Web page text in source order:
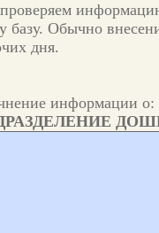
базу. Обычно
дня.
информации о: